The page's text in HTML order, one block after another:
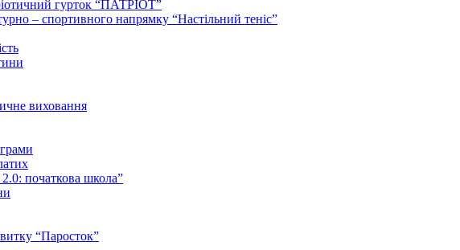
гурток “ПАТРІОТ”
– спортивного напрямку “Настільний теніс”
виховання
початкова школа”
“Паросток”